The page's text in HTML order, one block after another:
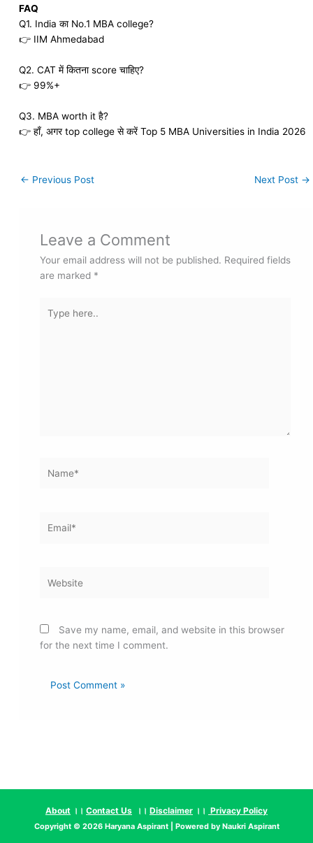
FAQ
Q1. India का No.1 MBA college?
👉 IIM Ahmedabad
Q2. CAT में कितना score चाहिए?
👉 99%+
Q3. MBA worth it है?
👉 हाँ, अगर top college से करें Top 5 MBA Universities in India 2026
← Previous Post Next Post →
Leave a Comment
Your email address will not be published. Required fields
are marked *
here..
Save my name, email, and website in this browser
for the next time I comment.
About ।। Contact Us ।। Disclaimer ।। Privacy Policy
Copyright © 2026 Haryana Aspirant| Powered by Naukri Aspirant